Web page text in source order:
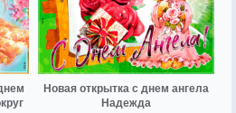
Новая открытка с днем ангела
Надежда